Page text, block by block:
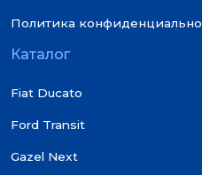
Политика
Каталог
Fiat Ducato
Ford Transit
Gazel Next